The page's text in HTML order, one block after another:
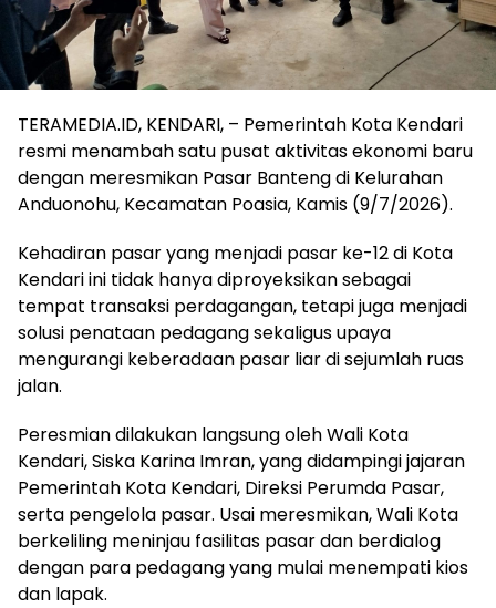
TERAMEDIA.ID, KENDARI, – Pemerintah Kota Kendari
resmi menambah satu pusat aktivitas ekonomi baru
dengan meresmikan Pasar Banteng di Kelurahan
Anduonohu, Kecamatan Poasia, Kamis (9/7/2026).
Kehadiran pasar yang menjadi pasar ke-12 di Kota
Kendari ini tidak hanya diproyeksikan sebagai
tempat transaksi perdagangan, tetapi juga menjadi
solusi penataan pedagang sekaligus upaya
mengurangi keberadaan pasar liar di sejumlah ruas
jalan.
Peresmian dilakukan langsung oleh Wali Kota
Kendari, Siska Karina Imran, yang didampingi jajaran
Pemerintah Kota Kendari, Direksi Perumda Pasar,
serta pengelola pasar. Usai meresmikan, Wali Kota
berkeliling meninjau fasilitas pasar dan berdialog
dengan para pedagang yang mulai menempati kios
dan lapak.